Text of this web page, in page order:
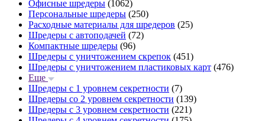
Офисные шредеры (1062)
Персональные шредеры (250)
Расходные материалы для шредеров (25)
Шредеры с автоподачей (72)
Компактные шредеры (96)
Шредеры с уничтожением скрепок (451)
Шредеры с уничтожением пластиковых карт (476)
Еще
Шредеры с 1 уровнем секретности (7)
Шредеры со 2 уровнем секретности (139)
Шредеры с 3 уровнем секретности (221)